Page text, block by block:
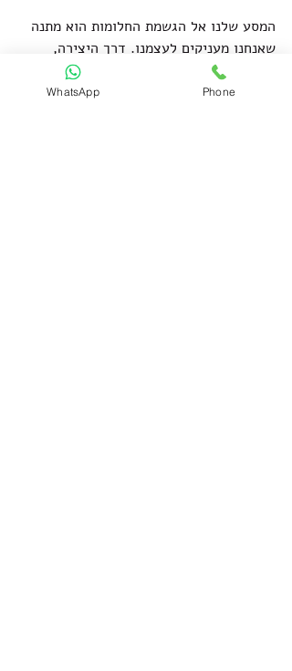
המסע שלנו אל הגשמת החלומות הוא מתנה
שאנחנו מעניקים לעצמנו. דרך היצירה,
ההשראה והמחויבות, אנחנו יוצרים חיים
מלאים משמעות, שמחה וצמיחה. שתילת
WhatsApp Phone